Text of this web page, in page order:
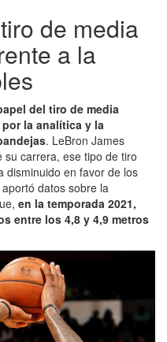
de media
a la
del tiro de media
la analítica y la
. LeBron James
carrera, ese tipo de tiro
disminuido en favor de los
datos sobre la
en la temporada 2021,
entre los 4,8 y 4,9 metros